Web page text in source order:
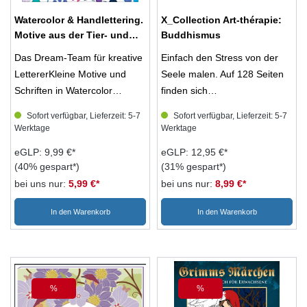
Watercolor & Handlettering.
Motive aus der Tier- und
Das Dream-Team für kreative
LettererKleine Motive und
Schriften in Watercolor
kombinieren, ist ganz einfach.
verschiedenen Materialien
und Techniken vertraut sein
und wissen, wie Schritt für
entstehen: Blätter und Blüten,
Früchte und Nüsse. Einfache
Schriften, die in Kombination
mit den Motiven für attraktive
Gruß-, Menü- oder
Sofort verfügbar, Lieferzeit: 5-7
Werktage
eGLP: 9,99 €*
(40% gespart*)
bei uns nur: 5,99 €*
In den Warenkorb
X_Collection Art-thérapie:
Buddhismus
Einfach den Stress von der
Seele malen. Auf 128 Seiten
finden sich
für alle Stimmungen. Das
ausgestattet mit festem, nicht
durchscheinendem Papier
und einem extradicken,
Sofort verfügbar, Lieferzeit: 5-7
Werktage
eGLP: 12,95 €*
(31% gespart*)
bei uns nur: 8,99 €*
In den Warenkorb
Rabatt
%
Rabatt
%